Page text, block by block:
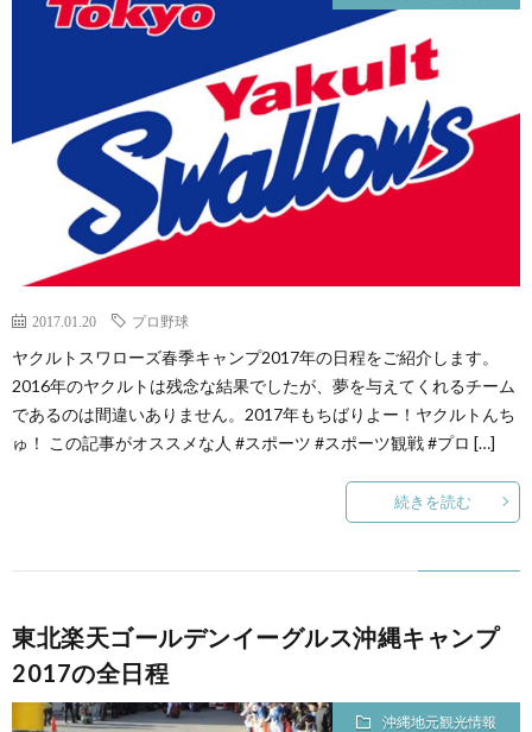
2017.01.20 プロ野球
ヤクルトスワローズ春季キャンプ2017年の日程をご紹介します。
2016年のヤクルトは残念な結果でしたが、夢を与えてくれるチーム
であるのは間違いありません。2017年もちばりよー！ヤクルトんち
ゅ！ この記事がオススメな人 #スポーツ #スポーツ観戦 #プロ […]
続きを読む
東北楽天ゴールデンイーグルス沖縄キャンプ
2017の全日程
沖縄地元観光情報